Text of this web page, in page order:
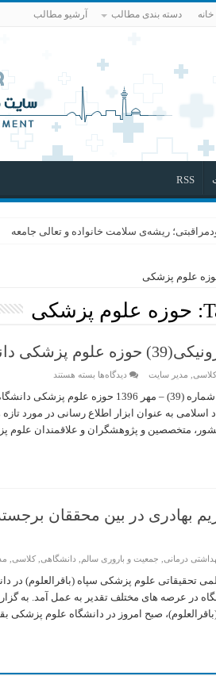
خانه دسته بندی مطالب آرشیو مطالب
RSS
ریشه‌ی سلامت خانواده و تعالی جامعه
حوزه علوم پزشکی
دانشگاه آزاد اسلامی
کلاسی مدیر سایت دیدگاه‌ها برای
الکترونیکی(39)
حوزه
علوم
پزشکی
دانشگاه
بسته هستند
خبرنامه الکترونیکی شماره (39) – مهر
اسلامی به عنوان ابزار اطلاع‌ رسانی در مورد
متخصصین و پژوهشگران و علاقمندان علوم
بهادری در بين محققان
درمانی جمعیت و باروری سالم دانشگاهی کلاسی
تحقیقاتی علوم پزشکی سپاه (باقرالعلوم) در
در عرصه های مختلف تقدیر به عمل آمد. به
صبح امروز در دانشگاه علوم پزشکی